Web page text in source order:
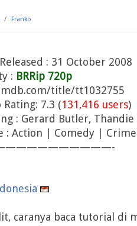
/ Franko
: 31 October 2008
: BRRip 720p
title/tt1032755
7.3 (131,416 users)
: Gerard Butler, Thandie
: Action | Comedy | Crime
caranya baca tutorial di